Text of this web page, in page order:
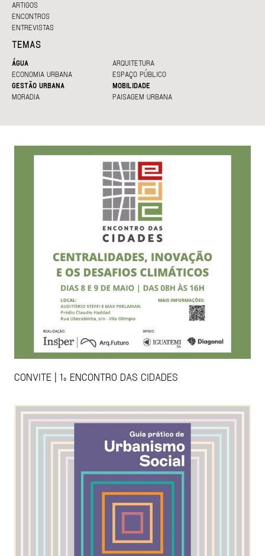
ARTIGOS
ENCONTROS
ENTREVISTAS
TEMAS
ÁGUA
ARQUITETURA
ECONOMIA URBANA
ESPAÇO PÚBLICO
GESTÃO URBANA
MOBILIDADE
MORADIA
PAISAGEM URBANA
CONVITE | 1º ENCONTRO DAS CIDADES